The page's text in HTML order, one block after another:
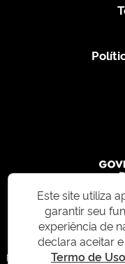
© 2026
Este site e todo o seu
protegidos por direitos
Este site utiliza
garantir seu
experiência de
declara aceitar
Termo de Uso